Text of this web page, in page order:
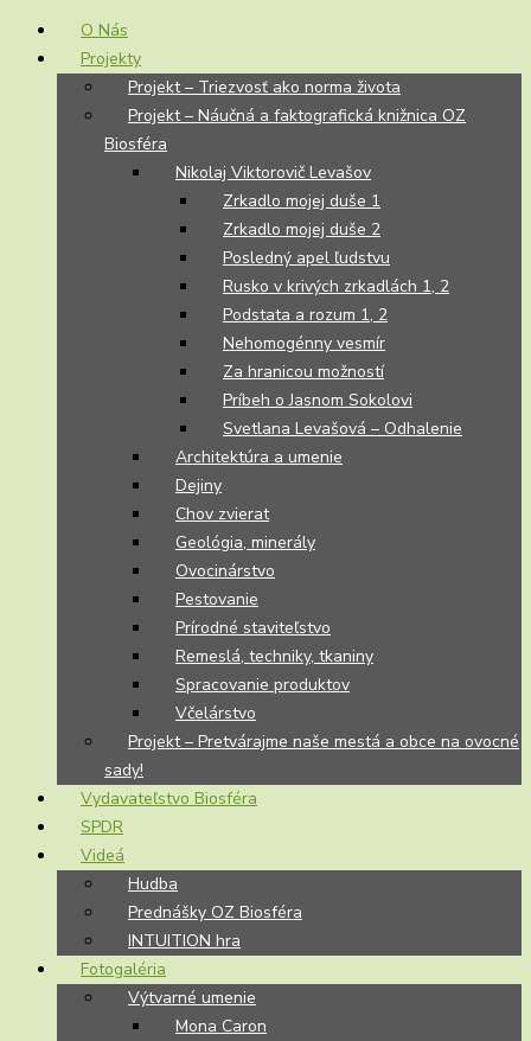
O Nás
Projekty
Projekt – Triezvosť ako norma života
Projekt – Náučná a faktografická knižnica OZ
Biosféra
Nikolaj Viktorovič Levašov
Zrkadlo mojej duše 1
Zrkadlo mojej duše 2
Posledný apel ľudstvu
Rusko v krivých zrkadlách 1, 2
Podstata a rozum 1, 2
Nehomogénny vesmír
Za hranicou možností
Príbeh o Jasnom Sokolovi
Svetlana Levašová – Odhalenie
Architektúra a umenie
Dejiny
Chov zvierat
Geológia, minerály
Ovocinárstvo
Pestovanie
Prírodné staviteľstvo
Remeslá, techniky, tkaniny
Spracovanie produktov
Včelárstvo
Projekt – Pretvárajme naše mestá a obce na ovocné
sady!
Vydavateľstvo Biosféra
SPDR
Videá
Hudba
Prednášky OZ Biosféra
INTUITION hra
Fotogaléria
Výtvarné umenie
Mona Caron